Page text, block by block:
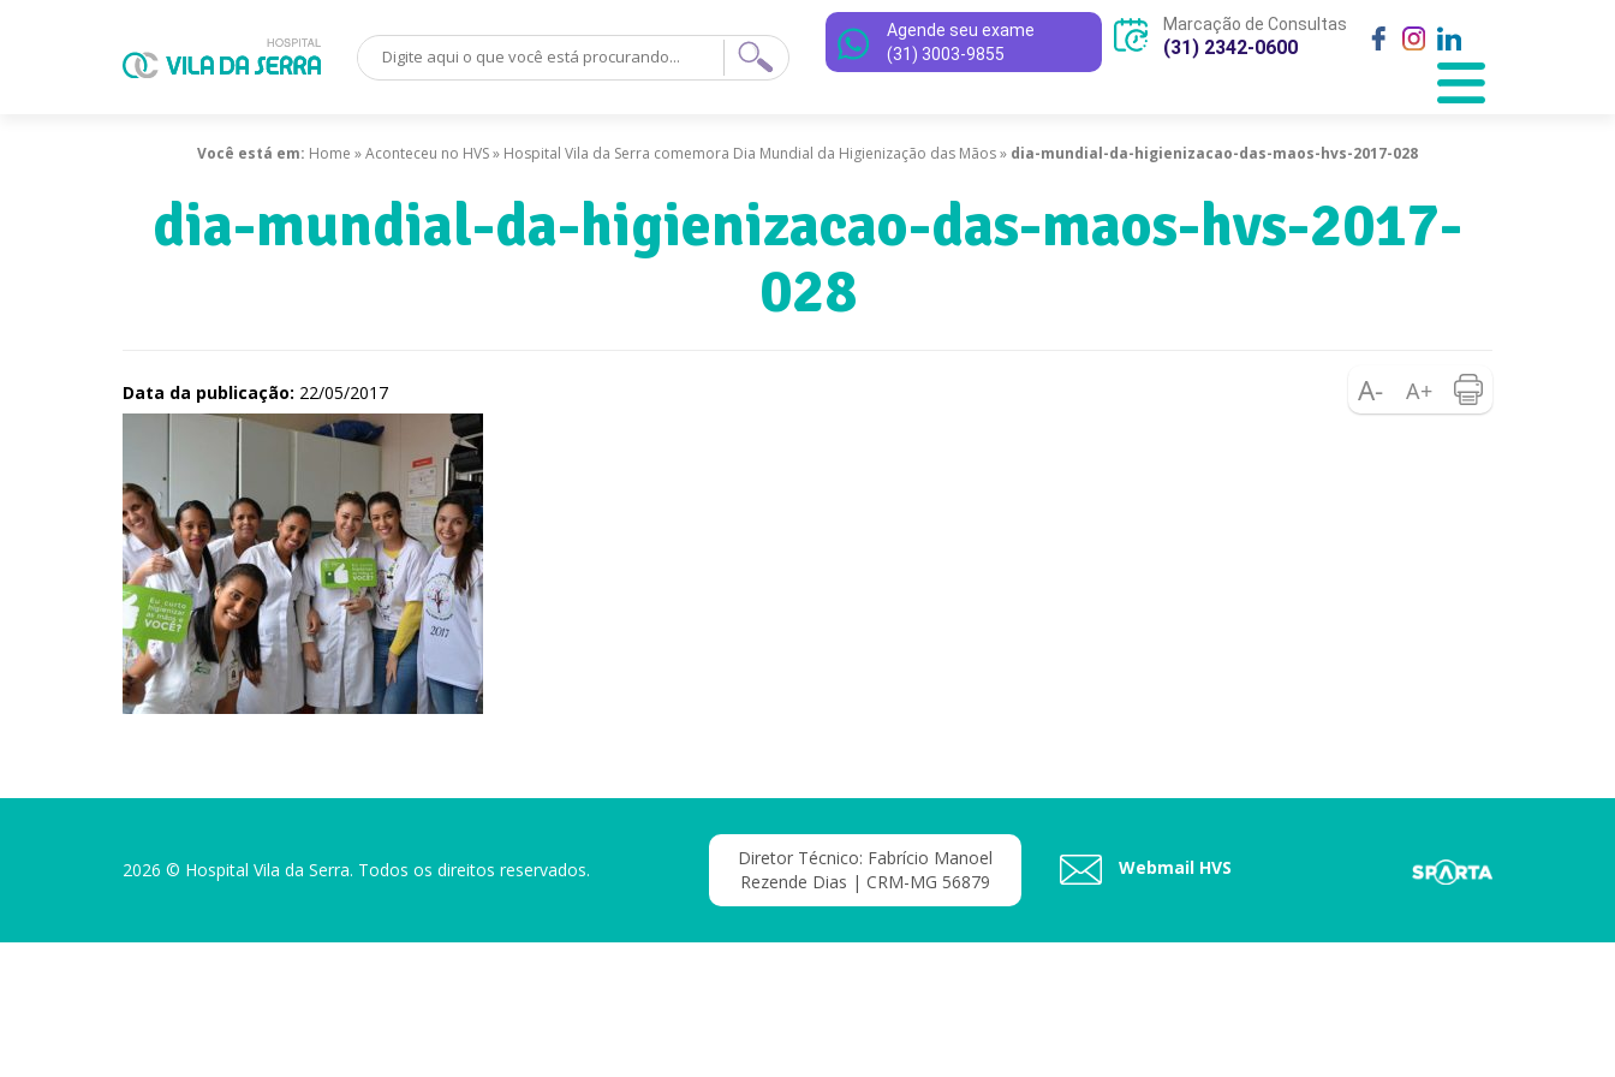
Agende seu exame
(31) 3003-9855
Marcação de Consultas
(31) 2342-0600
Você está em: Home »Aconteceu no HVS» Hospital Vila da Serra comemora Dia Mundial da Higienização das Mãos» dia-mundial-da-higienizacao-das-maos-hvs-2017-028
dia-mundial-da-higienizacao-das-maos-hvs-2017-
028
Data da publicação: 22/05/2017
2026 © Hospital Vila da Serra. Todos os direitos reservados.
Diretor Técnico: Fabrício Manoel
Rezende Dias | CRM-MG 56879
Webmail HVS